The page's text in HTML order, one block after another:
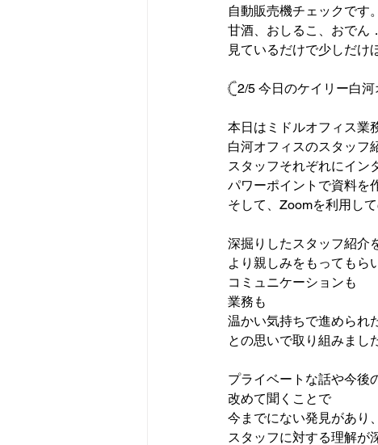
自動販売機チェックです。
甘酒、おしるこ、おでん
見ているだけで少しだけ
𓊆2/5 今日のケイリー白
本日はミドルオフィス業
白河オフィスのスタッフ
スタッフそれぞれにイン
パワーポイントで資料を
そして、Zoomを利用し
深掘りしたスタッフ紹介
より親しみをもってもら
コミュニケーションも
業務も
温かい気持ちで進められ
との思いで取り組みまし
プライベートな話や今後
改めて聞くことで
今までにない発見があり、
スタッフに対する理解が